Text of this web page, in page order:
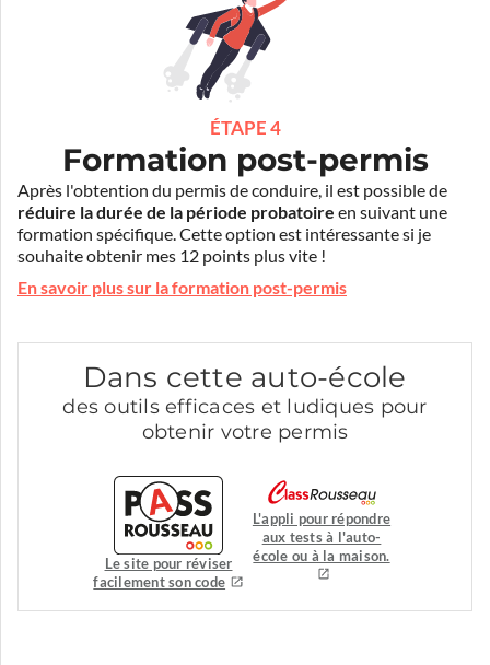
ÉTAPE 4
Formation post-permis
Après l'obtention du permis de conduire, il est possible de
réduire la durée de la période probatoire en suivant une
formation spécifique. Cette option est intéressante si je
souhaite obtenir mes 12 points plus vite !
En savoir plus sur la formation post-permis
Dans cette auto-école
des outils efficaces et ludiques pour
obtenir votre permis
Le site pour réviser
facilement son code
L'appli pour répondre
aux tests à l'auto-
école ou à la maison.